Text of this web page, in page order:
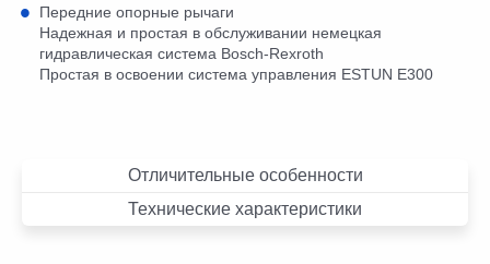
Передние опорные рычаги
Надежная и простая в обслуживании немецкая
гидравлическая система Bosch-Rexroth
Простая в освоении система управления ESTUN E300
Отличительные особенности
Технические характеристики